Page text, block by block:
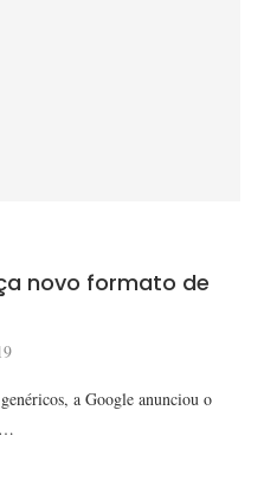
novo formato de
a Google anunciou o
…